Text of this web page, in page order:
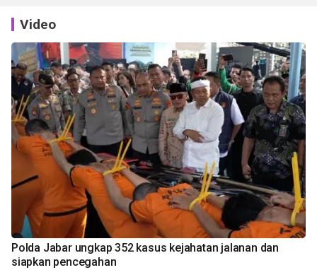
Video
Polda Jabar ungkap 352 kasus kejahatan jalanan dan
siapkan pencegahan